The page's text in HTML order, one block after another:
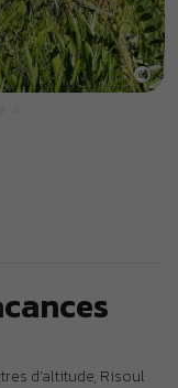
d’altitude, Risoul
Alpes. Au cœur
des espaces
toute la famille. En
amoureux de la
comme la
le VTT et la
club. Réservez
au cœur des